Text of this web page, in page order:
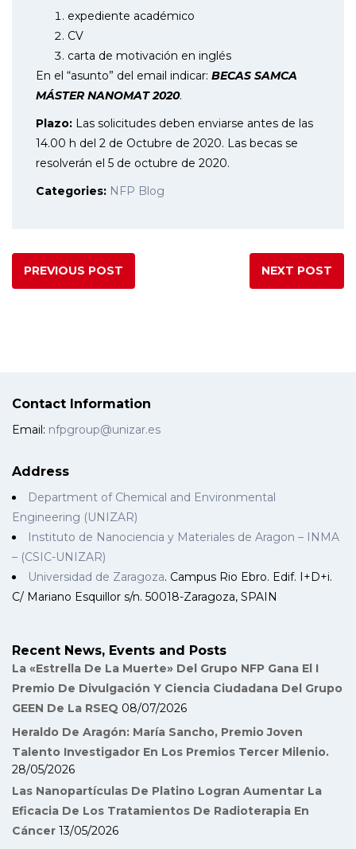
expediente académico
CV
carta de motivación en inglés
En el “asunto” del email indicar: BECAS SAMCA
MÁSTER NANOMAT 2020.
Plazo: Las solicitudes deben enviarse antes de las
14.00 h del 2 de Octubre de 2020. Las becas se
resolverán el 5 de octubre de 2020.
Categories: NFP Blog
PREVIOUS POST NEXT POST
Contact Information
Email: nfpgroup@unizar.es
Address
Department of Chemical and Environmental
Engineering (UNIZAR)
Instituto de Nanociencia y Materiales de Aragon – INMA
– (CSIC-UNIZAR)
Universidad de Zaragoza. Campus Rio Ebro. Edif. I+D+i.
C/ Mariano Esquillor s/n. 50018-Zaragoza, SPAIN
Recent News, Events and Posts
La «Estrella De La Muerte» Del Grupo NFP Gana El I
Premio De Divulgación Y Ciencia Ciudadana Del Grupo
GEEN De La RSEQ 08/07/2026
Heraldo De Aragón: María Sancho, Premio Joven
Talento Investigador En Los Premios Tercer Milenio.
28/05/2026
Las Nanopartículas De Platino Logran Aumentar La
Eficacia De Los Tratamientos De Radioterapia En
Cáncer 13/05/2026